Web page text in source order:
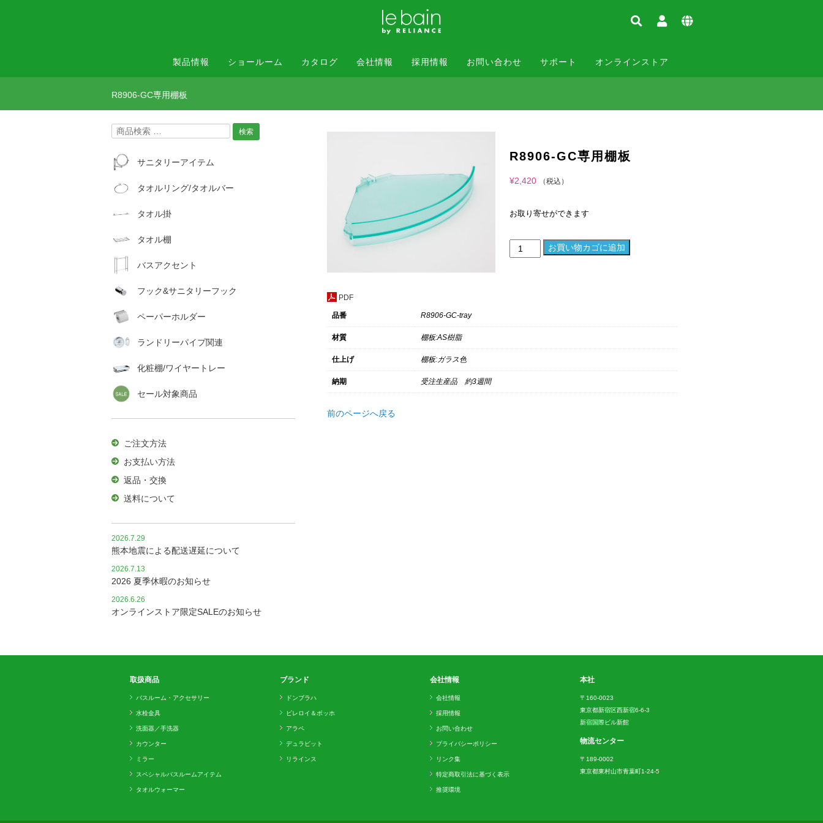
製品情報 ショールーム カタログ 会社情報 採用情報 お問い合わせ サポート オンラインストア
R8906-GC専用棚板
検
索
対
象:
検索
サニタリーアイテム
タオルリング/タオルバー
タオル掛
タオル棚
バスアクセント
フック&サニタリーフック
ペーパーホルダー
ランドリーパイプ関連
化粧棚/ワイヤートレー
セール対象商品
ご注文方法
お支払い方法
返品・交換
送料について
2026.7.29
熊本地震による配送遅延について
2026.7.13
2026 夏季休暇のお知らせ
2026.6.26
オンラインストア限定SALEのお知らせ
R8906-GC専用棚板
¥2,420 （税込）
お取り寄せができます
R8906-
GC
お買い物カゴに追加
PDF
品番 R8906-GC-tray
材質 棚板:AS樹脂
仕上げ 棚板:ガラス色
納期 受注生産品 約3週間
前のページへ戻る
取扱商品
バスルーム・アクセサリー
水栓金具
洗面器／手洗器
カウンター
ミラー
スペシャルバスルームアイテム
タオルウォーマー
ブランド
ドンブラハ
ビレロイ＆ボッホ
アラペ
デュラビット
リラインス
会社情報
会社情報
採用情報
お問い合わせ
プライバシーポリシー
リンク集
特定商取引法に基づく表示
推奨環境
本社
〒160-0023
東京都新宿区西新宿6-6-3
新宿国際ビル新館
物流センター
〒189-0002
東京都東村山市青葉町1-24-5